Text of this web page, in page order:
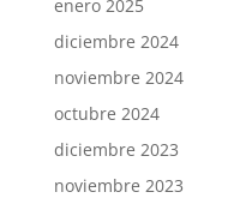
enero 2025
diciembre 2024
noviembre 2024
octubre 2024
diciembre 2023
noviembre 2023